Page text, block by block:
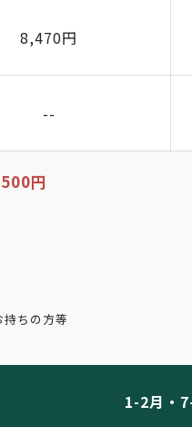
8,470円
--
円
ちの方等
1-2月・